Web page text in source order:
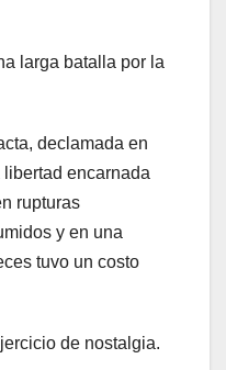
larga batalla por la
declamada en
encarnada
rupturas
y en una
tuvo un costo
de nostalgia.